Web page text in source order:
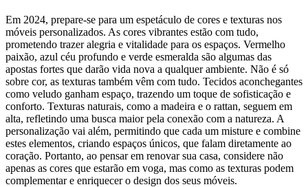
Em 2024, prepare-se para um espetáculo de cores e texturas nos
móveis personalizados. As cores vibrantes estão com tudo,
prometendo trazer alegria e vitalidade para os espaços. Vermelho
paixão, azul céu profundo e verde esmeralda são algumas das
apostas fortes que darão vida nova a qualquer ambiente. Não é só
sobre cor, as texturas também vêm com tudo. Tecidos aconchegantes
como veludo ganham espaço, trazendo um toque de sofisticação e
conforto. Texturas naturais, como a madeira e o rattan, seguem em
alta, refletindo uma busca maior pela conexão com a natureza. A
personalização vai além, permitindo que cada um misture e combine
estes elementos, criando espaços únicos, que falam diretamente ao
coração. Portanto, ao pensar em renovar sua casa, considere não
apenas as cores que estarão em voga, mas como as texturas podem
complementar e enriquecer o design dos seus móveis.